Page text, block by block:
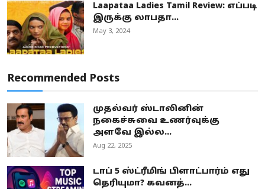
Laapataa Ladies Tamil Review: எப்படி
இருக்கு லாபதா...
May 3, 2024
Recommended Posts
முதல்வர் ஸ்டாலினின்
நகைச்சுவை உணர்வுக்கு
அளவே இல்ல...
Aug 22, 2025
டாப் 5 ஸ்ட்ரீமிங் பிளாட்பார்ம் எது
தெரியுமா? கவனத்...